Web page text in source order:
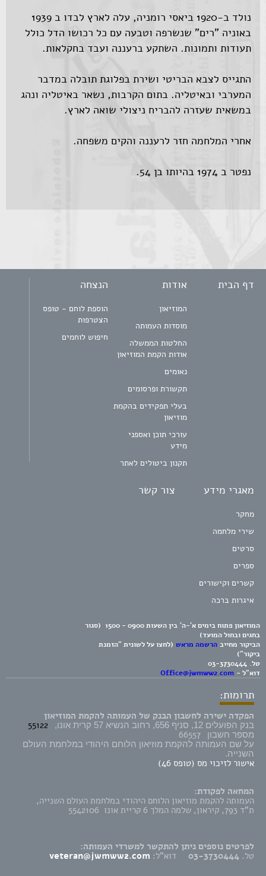
נולד ב-1920 ביאסי רומניה, עלה לארץ לבדו ב 1939
באוניה "רים" שנשרפה וטבעה עם כל רכושו הדל כולל
תעודות ותמונות. השתקע ברעננה ועבד בחקלאות.
התגייס לצבא הבריטי ושירת בפלוגת תובלה במדבר
המערבי ובאיטליה. בתום הקרבות, נשאר באיטליה ונהג
במשאית שעזרה להבריח ניצולי שואה לארץ.
אחרי המלחמה חזר לרעננה והקים משפחה.
נפטר ב 1974 בהיותו בן 54.
דף הבית אודות
המוזיאון
מוסדות העמותה
החלטות הממשלה
אודות הקמת המוזיאון
נאומים
תקשורת ופרסומים
בעלי תפקידים בהקמת
מוזיאון
עורכי תוכן ואספני
מידע
תקנון ביטולים לאתר
הנצחה
הוספת לוחם - טופס
הצטרפות
חיפוש לוחמים
מאגרי מידע
מחקר
שירי מלחמה
סרטים
ספרים
קשרים וקישורים
איגרות ברכה
צור קשר
המוזיאון פתוח בימים א'-ה' בין השעות 0900 - 1500 (סגור
בחגים ובחול המועד)
הביקור מחייב הרשמה מראש (לחצו על לשונית "הזמנת
ביקור")
טל. 03-3730444
דוא"ל - Office@jwmww2.com
תרומות:
הפקדה ישירה לחשבון הבנק של העמותה להקמת המוזיאון
בנק הפועלים 12, סניף 656, רחוב הנשיא 57 קרית אונו, 55122
מספר חשבון 66557
על שם העמותה להקמת מוזיאון הלוחם היהודי במלחמת העולם
השנייה.
אישור לזיכוי מס (טופס 46)
המחאה לפקודת:
העמותה להקמת מוזיאון הלוחם היהודי במלחמת העולם השנייה,
ת"ד 793, קיראון, שלמה המלך 6 קריית אונו 5542106
לפרטים נוספים ניתן להתקשר למשרדי העמותה:
טל. 03-3730444 דוא"ל: veteran@jwmww2.com